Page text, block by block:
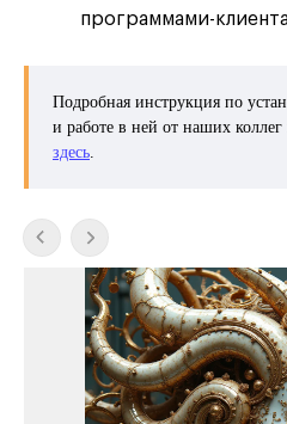
программами-
Подробная инструкция по
и работе в ней от наших
здесь